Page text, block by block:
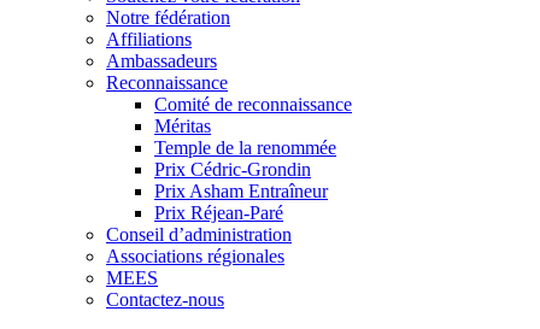
Notre fédération
Affiliations
Ambassadeurs
Reconnaissance
Comité de reconnaissance
Méritas
Temple de la renommée
Prix Cédric-Grondin
Prix Asham Entraîneur
Prix Réjean-Paré
Conseil d’administration
Associations régionales
MEES
Contactez-nous